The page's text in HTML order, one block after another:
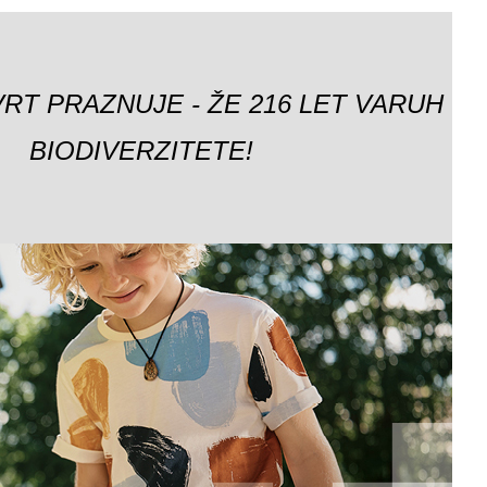
PRAZNUJE - ŽE 216 LET VARUH
BIODIVERZITETE!